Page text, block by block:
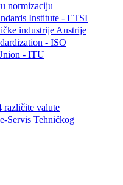
normizaciju
Institute - ETSI
industrije Austrije
- ISO
- ITU
različite valute
Servis Tehničkog